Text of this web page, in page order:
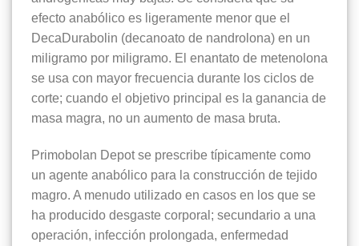
efecto anabólico es ligeramente menor que el
DecaDurabolin (decanoato de nandrolona) en un
miligramo por miligramo. El enantato de metenolona
se usa con mayor frecuencia durante los ciclos de
corte; cuando el objetivo principal es la ganancia de
masa magra, no un aumento de masa bruta.
Primobolan Depot se prescribe típicamente como
un agente anabólico para la construcción de tejido
magro. A menudo utilizado en casos en los que se
ha producido desgaste corporal; secundario a una
operación, infección prolongada, enfermedad